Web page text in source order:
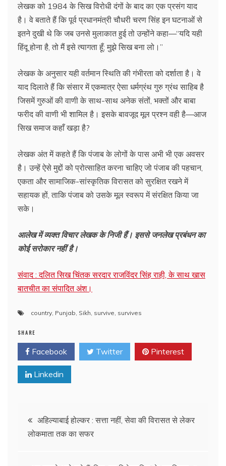
लेखक को 1984 के सिख विरोधी दंगों के बाद का एक प्रसंग याद
है। वे बताते हैं कि पूर्व प्रधानमंत्री चौधरी चरण सिंह इन घटनाओं से
इतने दुखी थे कि जब उनसे मुलाकात हुई तो उन्होंने कहा—“यदि यही
हिंदू होना है, तो मैं इसे त्यागता हूँ; मुझे सिख बना लो।”
लेखक के अनुसार यही वर्तमान स्थिति की गंभीरता को दर्शाता है। वे
याद दिलाते हैं कि संसार में एकमात्र ऐसा धर्मग्रंथ गुरु ग्रंथ साहिब है
जिसमें गुरुओं की वाणी के साथ-साथ अनेक संतों, भक्तों और बाबा
फरीद की वाणी भी शामिल है। इसके बावजूद मूल प्रश्न वही है—आज
सिख समाज कहाँ खड़ा है?
लेखक अंत में कहते हैं कि पंजाब के लोगों के पास अभी भी एक अवसर
है। उन्हें ऐसे मुद्दों को प्रोत्साहित करना चाहिए जो पंजाब की पहचान,
एकता और सामाजिक-सांस्कृतिक विरासत को सुरक्षित रखने में
सहायक हों, ताकि पंजाब को उसके मूल स्वरूप में संरक्षित किया जा
सके।
आलेख में व्यक्त विचार लेखक के निजी हैं। इससे जनलेख प्रबंधन का
कोई सरोकार नहीं है।
संवाद : दलित सिख चिंतक सरदार राजविंदर सिंह राही, के साथ खास
बातचीत का संपादित अंश।
country Punjab Sikh survive survives
SHARE
Facebook Twitter Pinterest
Linkedin
Post
navigation
अहिल्याबाई होल्कर : सत्ता नहीं, सेवा की विरासत से लेकर
लोकमाता तक का सफर